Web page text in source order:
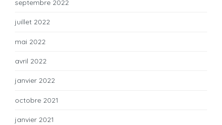
septembre 2022
juillet 2022
mai 2022
avril 2022
janvier 2022
octobre 2021
janvier 2021